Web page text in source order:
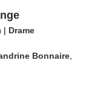
| Drame
Bonnaire,